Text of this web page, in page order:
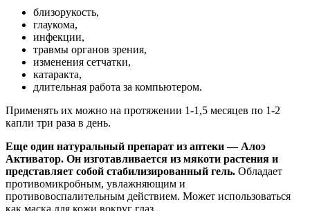
близорукость,
глаукома,
инфекции,
травмы органов зрения,
изменения сетчатки,
катаракта,
длительная работа за компьютером.
Применять их можно на протяжении 1-1,5 месяцев по 1-2
капли три раза в день.
Еще один натуральный препарат из аптеки — Алоэ
Активатор. Он изготавливается из мякоти растения и
представляет собой стабилизированный гель. Обладает
противомикробным, увлажняющим и
противовоспалительным действием. Может использоваться
как маска для кожи вокруг глаз.